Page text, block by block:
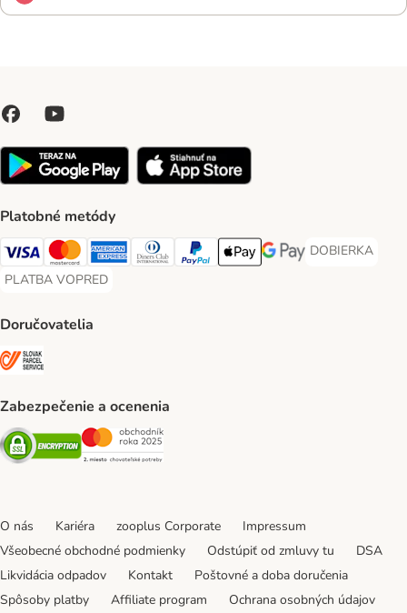
Platobné metódy
Visa Payment Method
Mastercard Payment Method
American Express Payment Method
Diners Club Payment Method
PayPal Payment Method
Apple Pay Payment Method
Google Pay Payment
DOBIERKA
DOBIERKA
PLATBA VOPRED
PLATBA VOPRED Payment Method
Doručovatelia
Zabezpečenie a ocenenia
Security Security
O nás Kariéra zooplus Corporate
Impressum
Všeobecné obchodné podmienky
Odstúpiť od zmluvy tu
DSA
Likvidácia odpadov
Kontakt
Poštovné a doba doručenia
Spôsoby platby
Affiliate program Ochrana osobných údajov